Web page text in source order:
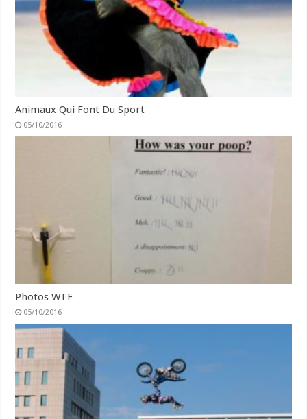
Animaux Qui Font Du Sport
05/10/2016
Photos WTF
05/10/2016